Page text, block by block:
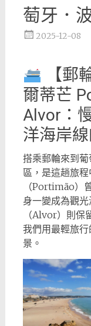
萄牙．
2025-12-08
【郵
爾蒂芒
Alvor：
洋海岸
搭乘郵輪來到
區，是這趟旅
（Portimão）
身一變成為觀
（Alvor）則保
我們用最輕旅
景。